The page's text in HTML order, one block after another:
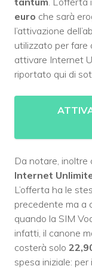
euro che sarà
l’attivazione
utilizzato per fare
attivare Internet
riportato qui di
Da notare, inoltre
Internet
L’offerta ha le
precedente ma a
quando la SIM
infatti, il canone
costerà solo
spesa iniziale: